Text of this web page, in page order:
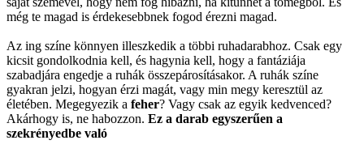
még te magad is érdekesebbnek fogod érezni magad.
Az ing színe könnyen illeszkedik a többi ruhadarabhoz. Csak egy
kicsit gondolkodnia kell, és hagynia kell, hogy a fantáziája
szabadjára engedje a ruhák összepárosításakor. A ruhák színe
gyakran jelzi, hogyan érzi magát, vagy min megy keresztül az
életében. Megegyezik a feher? Vagy csak az egyik kedvenced?
Akárhogy is, ne habozzon. Ez a darab egyszerűen a
szekrényedbe való